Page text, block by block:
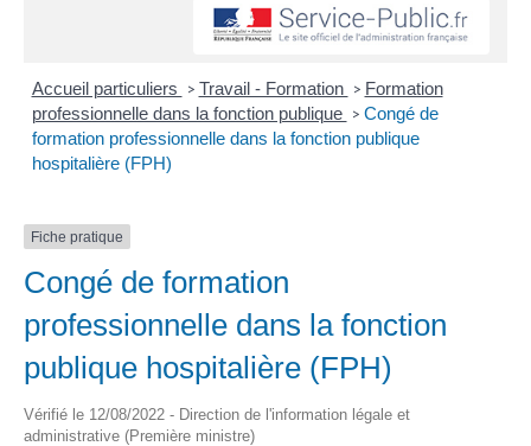
Accueil particuliers > Travail - Formation > Formation
professionnelle dans la fonction publique > Congé de
formation professionnelle dans la fonction publique
hospitalière (FPH)
Fiche pratique
Congé de formation
professionnelle dans la fonction
publique hospitalière (FPH)
Vérifié le 12/08/2022 - Direction de l'information légale et
administrative (Première ministre)